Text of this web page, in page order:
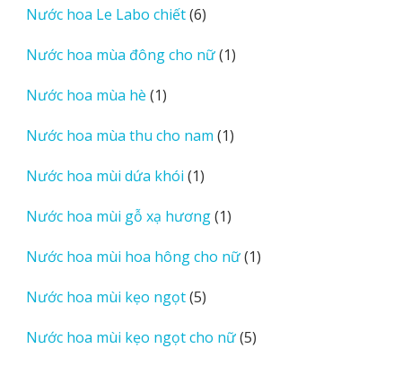
Nước hoa Le Labo chiết 66
phẩm
Nước hoa mùa đông cho nữ 11
Nước hoa mùa hè 11
phẩm
Nước hoa mùa thu cho nam 11
Nước hoa mùi dứa khói 11
phẩm
Nước hoa mùi gỗ xạ hương 11
phẩm
Nước hoa mùi hoa hông cho nữ 11
Nước hoa mùi kẹo ngọt 55
phẩm
Nước hoa mùi kẹo ngọt cho nữ 55